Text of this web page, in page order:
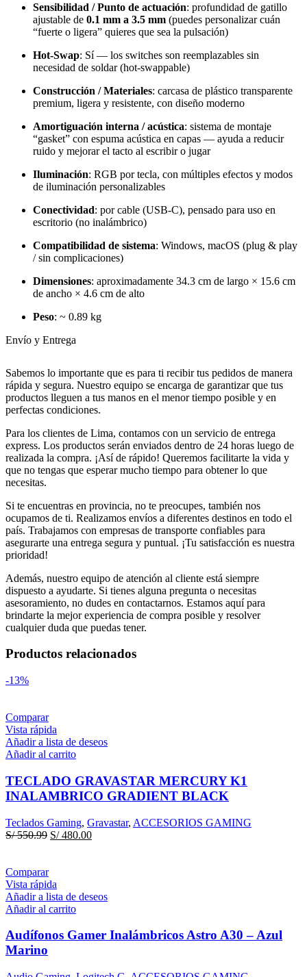
Sensibilidad / Punto de actuación: profundidad de gatillo
ajustable de 0.1 mm a 3.5 mm (puedes personalizar cuán
“fuerte o ligera” quieres que sea la pulsación)
Hot-Swap: Sí — los switches son reemplazables sin
necesidad de soldar (hot-swappable)
Construcción / Materiales: carcasa de plástico transparente
premium, ligera y resistente, con diseño moderno
Amortiguación interna / acústica: sistema de montaje
“gasket” con espuma acústica en capas — ayuda a reducir
ruido y mejorar el tacto al escribir o jugar
Iluminación: RGB por tecla, con múltiples efectos y modos
de iluminación personalizables
Conectividad: por cable (USB-C), pensado para uso en
escritorio (no inalámbrico)
Compatibilidad de sistema: Windows, macOS (plug & play
/ sin complicaciones)
Dimensiones: aproximadamente 34.3 cm de largo × 15.6 cm
de ancho × 4.6 cm de alto
Peso: ~ 0.89 kg
Envío y Entrega
Sabemos lo importante que es para ti recibir tus pedidos de manera
rápida y segura. Nuestro equipo se encarga de garantizar que tus
productos lleguen a tus manos en el menor tiempo posible y en
perfectas condiciones.
Para los clientes de Lima, contamos con un servicio de entrega
express. Los productos serán enviados dentro de 24 horas luego de
realizada la compra. ¡Así de rápido! Queremos facilitarte la vida y
que no tengas que esperar mucho tiempo para obtener lo que
necesitas.
Si te encuentras en provincia, no te preocupes, también nos
ocupamos de ti. Realizamos envíos a diferentes destinos en todo el
país. Trabajamos con empresas de transporte confiables para
asegurarte una entrega segura y puntual. ¡Tu satisfacción es nuestra
prioridad!
Además, nuestro equipo de atención al cliente está siempre
dispuesto a ayudarte. Si tienes alguna pregunta o necesitas
asesoramiento, no dudes en contactarnos. Estamos aquí para
brindarte la mejor experiencia de compra posible y resolver
cualquier duda que puedas tener.
Productos relacionados
-13%
Comparar
Vista rápida
Añadir a lista de deseos
Añadir al carrito
TECLADO GRAVASTAR MERCURY K1
INALAMBRICO GRADIENT BLACK
Teclados Gaming, Gravastar, ACCESORIOS GAMING
S/550.99 El
S/ 550.99.
S/480.00El
Comparar
Vista rápida
Añadir a lista de deseos
Añadir al carrito
Audífonos Gamer Inalámbricos Astro A30 – Azul
Marino